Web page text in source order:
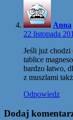
Anna
22 listopada
Jeśli już
tablice
bardzo łatwo,
z muszlami
Odpowiedz
Dodaj